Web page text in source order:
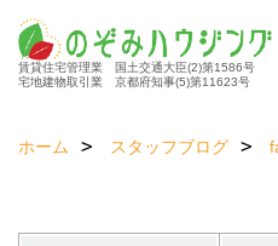
賃貸住宅管理業 国土交通大臣(2)第1586号
宅地建物取引業 京都府知事(5)第11623号
ホーム スタッフブログ